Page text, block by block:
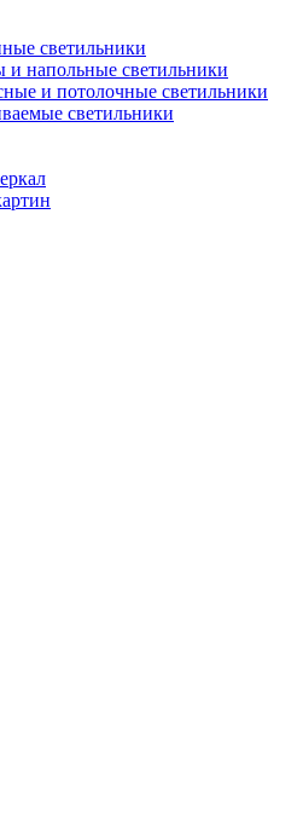
светильники
и напольные светильники
и потолочные светильники
светильники